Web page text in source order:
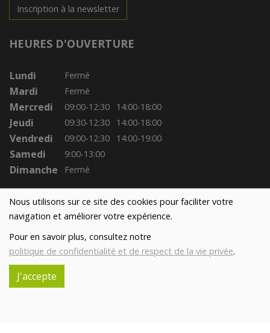
Nous utilisons sur ce site des cookies pour faciliter votre
navigation et améliorer votre expérience.
Pour en savoir plus, consultez notre
politique de confidentialité et de respect de la vie privée.
J'accepte
Inscription à la newsletter
HEURES D'OUVERTURE
Lundi Fermé
Mardi Fermé
Mercredi 09:00-12:30 14:00-18:00
Jeudi 09:30-12:30 14:00-18:00
Vendredi 09:00-12:30 14:00-19:00
Samedi 9:00-13:00
Dimanche Fermé